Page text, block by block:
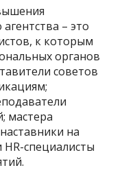
– это
к которым
органов
советов
мастера
на
специалисты